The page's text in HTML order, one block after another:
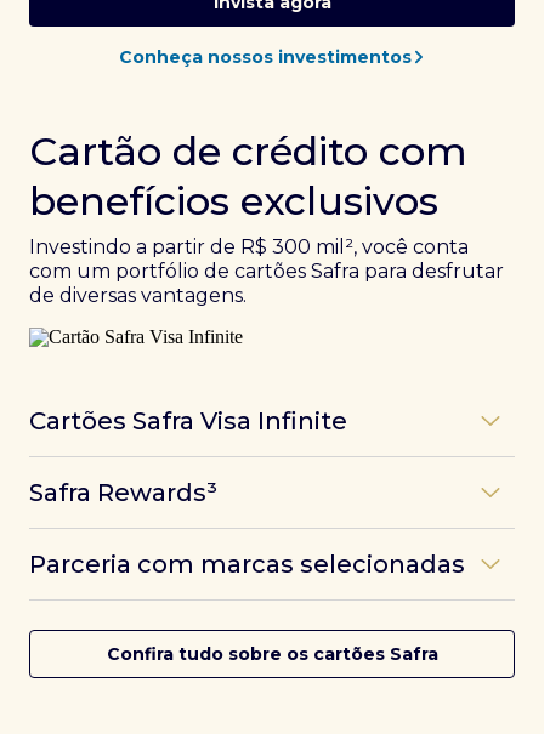
Conheça nossos investimentos
Cartão de crédito com
benefícios exclusivos
Investindo a partir de R$ 300 mil², você conta
com um portfólio de cartões Safra para desfrutar
de diversas vantagens.
Cartões Safra Visa Infinite
experiências refinadas a benefícios únicos, como
converte seus investimentos em limite no cartão e
conta com acesso a mais de 1.400 salas VIP Dragon
Pass ao redor do mundo.
Safra Rewards³
das melhores pontuações do mercado.
Parceria com marcas selecionadas
cartões Safra.
Confira tudo sobre os cartões Safra